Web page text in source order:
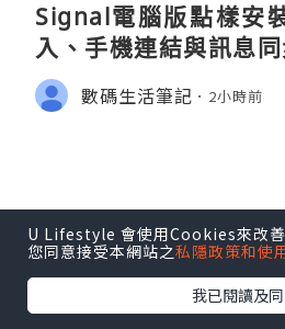
Signal電腦版點樣安
入、手機連結與訊息
數碼生活筆記 2小時前
U Lifestyle 會使用Cookies來改善
您同意接受本網站之私隱政策和使
我已閱讀及